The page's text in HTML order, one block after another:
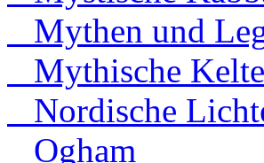
Mythen und
Mythische
Nordische
Ogham